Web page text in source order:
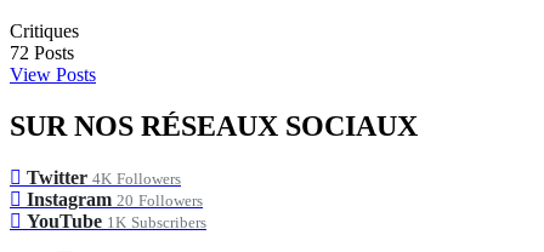
Critiques
72 Posts
View Posts
SUR NOS RÉSEAUX SOCIAUX
Twitter 4K Followers
Instagram 20 Followers
YouTube 1K Subscribers